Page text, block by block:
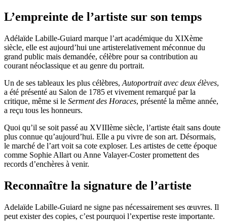
L’empreinte de l’artiste sur son temps
Adélaïde Labille-Guiard marque l’art académique du XIXème
siècle, elle est aujourd’hui une artisterelativement méconnue du
grand public mais demandée, célèbre pour sa contribution au
courant néoclassique et au genre du portrait.
Un de ses tableaux les plus célèbres, Autoportrait avec deux élèves,
a été présenté au Salon de 1785 et vivement remarqué par la
critique, même si le Serment des Horaces, présenté la même année,
a reçu tous les honneurs.
Quoi qu’il se soit passé au XVIIIème siècle, l’artiste était sans doute
plus connue qu’aujourd’hui. Elle a pu vivre de son art. Désormais,
le marché de l’art voit sa cote exploser. Les artistes de cette époque
comme Sophie Allart ou Anne Valayer-Coster promettent des
records d’enchères à venir.
Reconnaître la signature de l’artiste
Adelaïde Labille-Guiard ne signe pas nécessairement ses œuvres. Il
peut exister des copies, c’est pourquoi l’expertise reste importante.